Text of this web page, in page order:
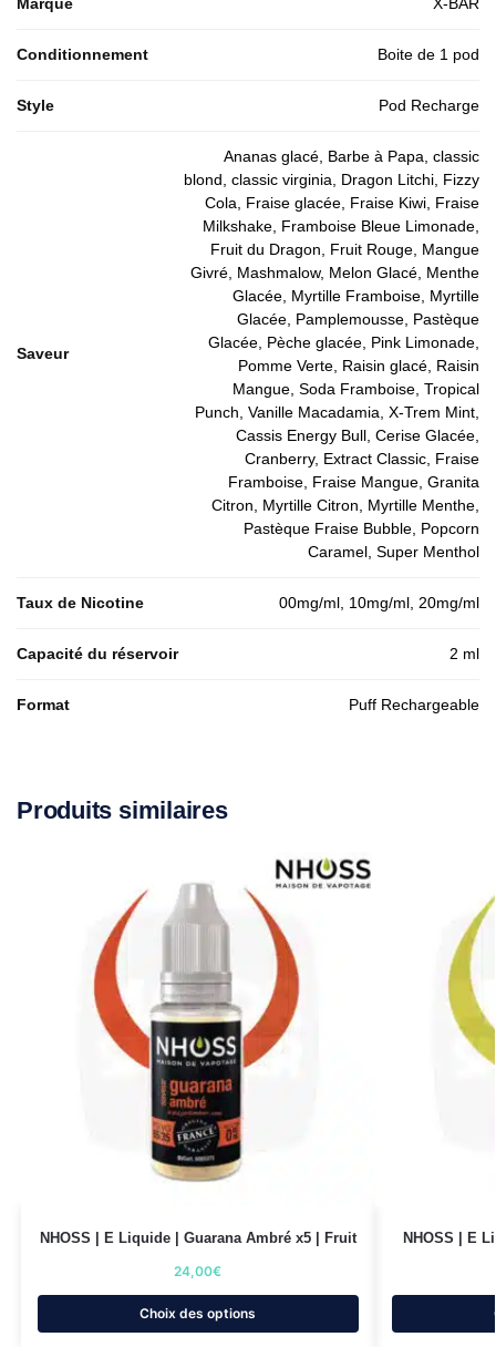
Conditionnement Boite de 1 pod
Style Pod Recharge
Saveur
Ananas glacé, Barbe à Papa, classic
blond, classic virginia, Dragon Litchi, Fizzy
Cola, Fraise glacée, Fraise Kiwi, Fraise
Milkshake, Framboise Bleue Limonade,
Fruit du Dragon, Fruit Rouge, Mangue
Givré, Mashmalow, Melon Glacé, Menthe
Glacée, Myrtille Framboise, Myrtille
Glacée, Pamplemousse, Pastèque
Glacée, Pèche glacée, Pink Limonade,
Pomme Verte, Raisin glacé, Raisin
Mangue, Soda Framboise, Tropical
Punch, Vanille Macadamia, X-Trem Mint,
Cassis Energy Bull, Cerise Glacée,
Cranberry, Extract Classic, Fraise
Framboise, Fraise Mangue, Granita
Citron, Myrtille Citron, Myrtille Menthe,
Pastèque Fraise Bubble, Popcorn
Caramel, Super Menthol
Taux de Nicotine 00mg/ml, 10mg/ml, 20mg/ml
Capacité du réservoir 2 ml
Format Puff Rechargeable
Produits similaires
NHOSS | E Liquide | Guarana Ambré x5 | Fruit
24,00€
Choix des options
NHOSS | E